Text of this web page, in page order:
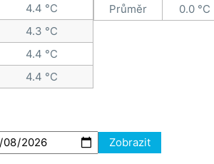
4.4 °C
4.3 °C
4.4 °C
4.4 °C
Průměr
0.0 °C
Zobrazit